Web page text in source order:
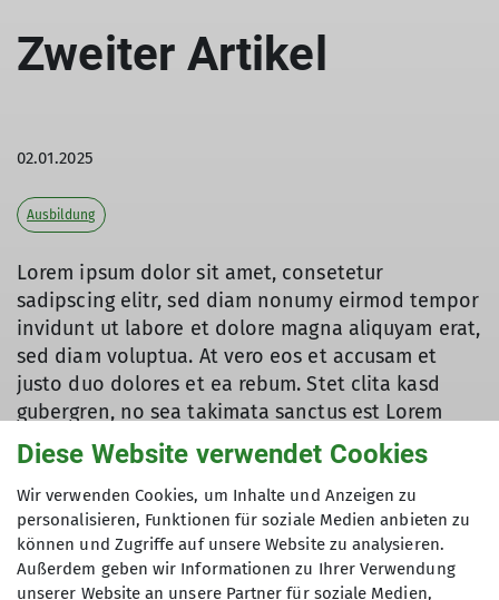
Zweiter Artikel
02.01.2025
Ausbildung
Lorem ipsum dolor sit amet, consetetur
sadipscing elitr, sed diam nonumy eirmod tempor
invidunt ut labore et dolore magna aliquyam erat,
sed diam voluptua. At vero eos et accusam et
justo duo dolores et ea rebum. Stet clita kasd
gubergren, no sea takimata sanctus est Lorem
ipsum dolor sit amet. Lorem ipsum dolor sit amet,
consetetur sadipscing elitr, sed diam nonumy
eirmod tempor invidunt ut labore et dolore
magna aliquyam erat, sed diam voluptua. At vero
eos et accusam et justo duo dolores et ea rebum.
Stet clita kasd gubergren, no sea takimata
Diese Website verwendet Cookies
Wir verwenden Cookies, um Inhalte und Anzeigen zu
personalisieren, Funktionen für soziale Medien anbieten zu
können und Zugriffe auf unsere Website zu analysieren.
Außerdem geben wir Informationen zu Ihrer Verwendung
unserer Website an unsere Partner für soziale Medien,